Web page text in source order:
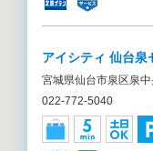
アイシティ 仙台泉
宮城県仙台市泉区泉
022-772-5040